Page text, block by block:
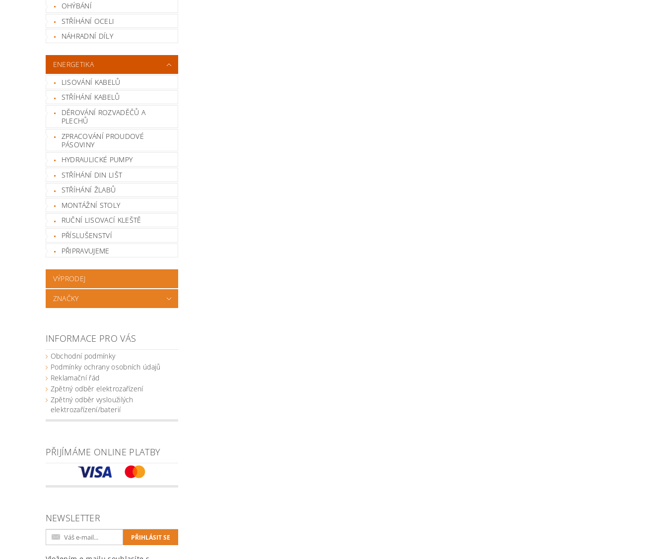
OHÝBÁNÍ
STŘÍHÁNÍ OCELI
NÁHRADNÍ DÍLY
ENERGETIKA
LISOVÁNÍ KABELŮ
STŘÍHÁNÍ KABELŮ
DĚROVÁNÍ ROZVADĚČŮ A
PLECHŮ
ZPRACOVÁNÍ PROUDOVÉ
PÁSOVINY
HYDRAULICKÉ PUMPY
STŘÍHÁNÍ DIN LIŠT
STŘÍHÁNÍ ŽLABŮ
MONTÁŽNÍ STOLY
RUČNÍ LISOVACÍ KLEŠTĚ
PŘÍSLUŠENSTVÍ
PŘIPRAVUJEME
VÝPRODEJ
ZNAČKY
INFORMACE PRO VÁS
Obchodní podmínky
Podmínky ochrany osobních údajů
Reklamační řád
Zpětný odběr elektrozařízení
Zpětný odběr vysloužilých
elektrozařízení/baterií
PŘIJÍMÁME ONLINE PLATBY
NEWSLETTER